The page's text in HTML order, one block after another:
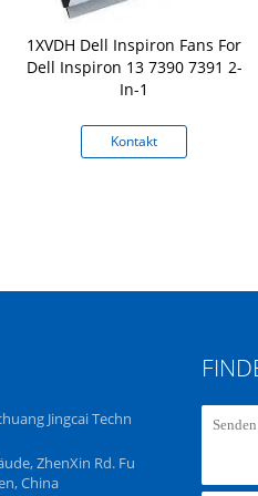
1XVDH Dell Inspiron Fans For
Dell Inspiron 13 7390 7391 2-
In-1
Kontakt
Jingcai Techn
ZhenXin Rd. Fu
China